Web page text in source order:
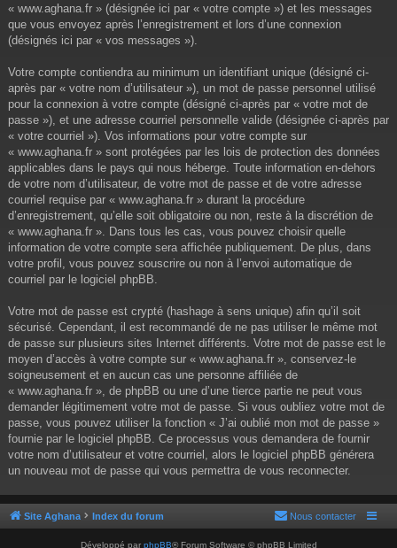
« www.aghana.fr » (désignée ici par « votre compte ») et les messages
que vous envoyez après l’enregistrement et lors d’une connexion
(désignés ici par « vos messages »).
Votre compte contiendra au minimum un identifiant unique (désigné ci-
après par « votre nom d’utilisateur »), un mot de passe personnel utilisé
pour la connexion à votre compte (désigné ci-après par « votre mot de
passe »), et une adresse courriel personnelle valide (désignée ci-après par
« votre courriel »). Vos informations pour votre compte sur
« www.aghana.fr » sont protégées par les lois de protection des données
applicables dans le pays qui nous héberge. Toute information en-dehors
de votre nom d’utilisateur, de votre mot de passe et de votre adresse
courriel requise par « www.aghana.fr » durant la procédure
d’enregistrement, qu’elle soit obligatoire ou non, reste à la discrétion de
« www.aghana.fr ». Dans tous les cas, vous pouvez choisir quelle
information de votre compte sera affichée publiquement. De plus, dans
votre profil, vous pouvez souscrire ou non à l’envoi automatique de
courriel par le logiciel phpBB.
Votre mot de passe est crypté (hashage à sens unique) afin qu’il soit
sécurisé. Cependant, il est recommandé de ne pas utiliser le même mot
de passe sur plusieurs sites Internet différents. Votre mot de passe est le
moyen d’accès à votre compte sur « www.aghana.fr », conservez-le
soigneusement et en aucun cas une personne affiliée de
« www.aghana.fr », de phpBB ou une d’une tierce partie ne peut vous
demander légitimement votre mot de passe. Si vous oubliez votre mot de
passe, vous pouvez utiliser la fonction « J’ai oublié mon mot de passe »
fournie par le logiciel phpBB. Ce processus vous demandera de fournir
votre nom d’utilisateur et votre courriel, alors le logiciel phpBB générera
un nouveau mot de passe qui vous permettra de vous reconnecter.
Site Aghana Index du forum Nous contacter
Développé par phpBB® Forum Software © phpBB Limited